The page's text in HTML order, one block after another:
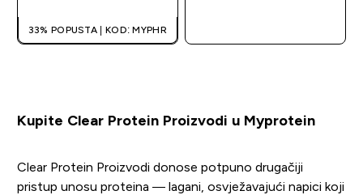
33% POPUSTA | KOD: MYPHR
Kupite Clear Protein Proizvodi u Myprotein
Clear Protein Proizvodi donose potpuno drugačiji
pristup unosu proteina — lagani, osvježavajući napici koji